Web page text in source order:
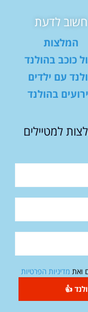
חשוב לדעת
המלצות
כוכב בהולנד
עם ילדים
בהולנד
למטיילים
ואת מדיניות הפרטיות
👍